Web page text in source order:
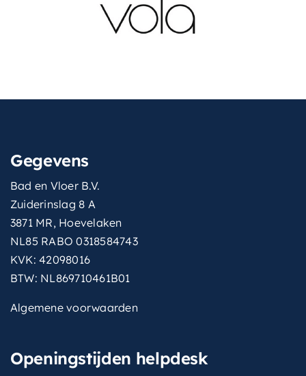
Gegevens
Bad en Vloer B.V.
Zuiderinslag 8 A
3871 MR, Hoevelaken
NL85 RABO 0318584743
KVK: 42098016
BTW: NL869710461B01
Algemene voorwaarden
Openingstijden helpdesk